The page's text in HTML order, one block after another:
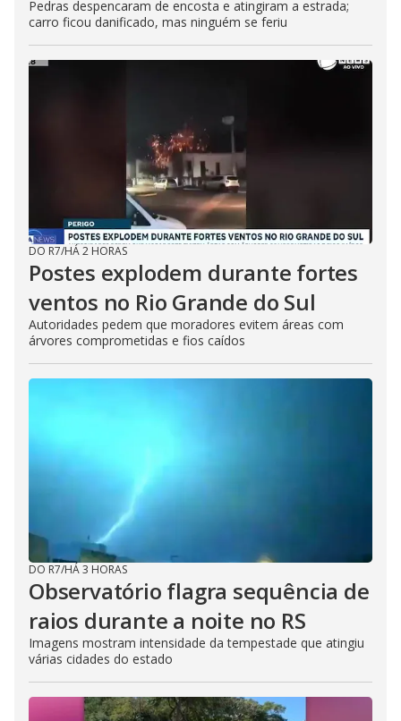
Pedras despencaram de encosta e atingiram a estrada;
carro ficou danificado, mas ninguém se feriu
DO R7/HÁ 2 HORAS
Postes explodem durante fortes
ventos no Rio Grande do Sul
Autoridades pedem que moradores evitem áreas com
árvores comprometidas e fios caídos
DO R7/HÁ 3 HORAS
Observatório flagra sequência de
raios durante a noite no RS
Imagens mostram intensidade da tempestade que atingiu
várias cidades do estado